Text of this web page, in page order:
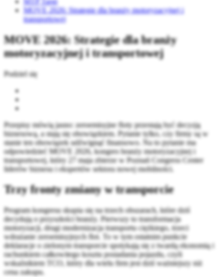
MOVE 2026: Strategie dla branży motoryzacyjnej i
transportowej
MOVE 2026: Strategie dla branży
motoryzacyjnej i transportowej
Podziel się
Przepisy mówią jasno: zeroemisyjne floty przestają być decyzją
biznesową, a stają się obowiązkiem. Pytanie tylko, czy firmy są w
stanie ten obowiązek udźwignąć finansowo. Na to pytanie ma
odpowiedzieć MOVE 2026, kongres branży motoryzacyjnej i
transportowej, który 27 maja zbierze w Poznań Congress Center
liderów biznesu i ekspertów sektora nowej mobilności.
Trzy fronty zmiany w transporcie
Program kongresu skupia się na trzech obszarach, które dziś
decydują o przyszłości branży. Pierwszy to transformacja
motoryzacji, drugi modernizacja transportu ciężkiego, trzeci
wdrażanie zeroemisyjnych flot. To w tym ostatnim punkcie
deklaracje o zielonym transporcie spotykają się z twardą ekonomią i
rachunkiem całkowitego kosztu posiadania pojazdu, czyli
wskaźnikiem TCO, który dla wielu firm jest dziś ważniejszy niż
cena zakupu.